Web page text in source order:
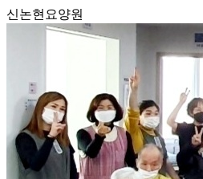
신논현요양원